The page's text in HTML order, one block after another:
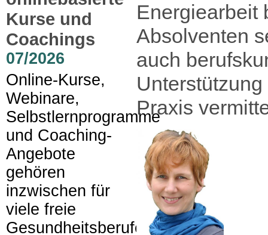
Kurse und
Coachings
07/2026
Online-Kurse,
Webinare,
Selbstlernprogramme
und Coaching-
Angebote
gehören
inzwischen für
viele freie
Gesundheitsberufe
Energiearbeit
Absolventen
auch
Praxis